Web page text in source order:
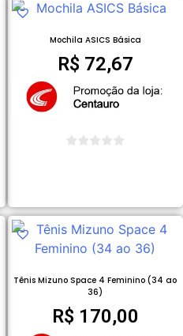
Mochila ASICS Básica
R$ 72,67
Tênis Mizuno Space 4 Feminino (34 ao
36)
R$ 170,00